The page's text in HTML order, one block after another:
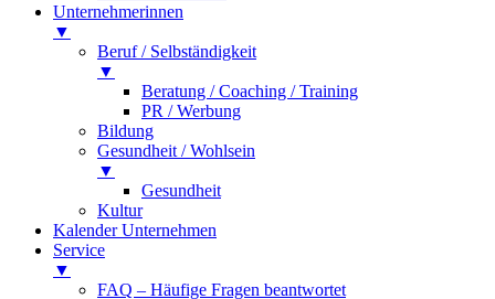
Unternehmerinnen
▼
Beruf / Selbständigkeit
▼
Beratung / Coaching / Training
PR / Werbung
Bildung
Gesundheit / Wohlsein
▼
Gesundheit
Kultur
Kalender Unternehmen
Service
▼
FAQ – Häufige Fragen beantwortet